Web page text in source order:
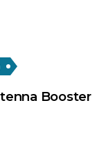
Booster